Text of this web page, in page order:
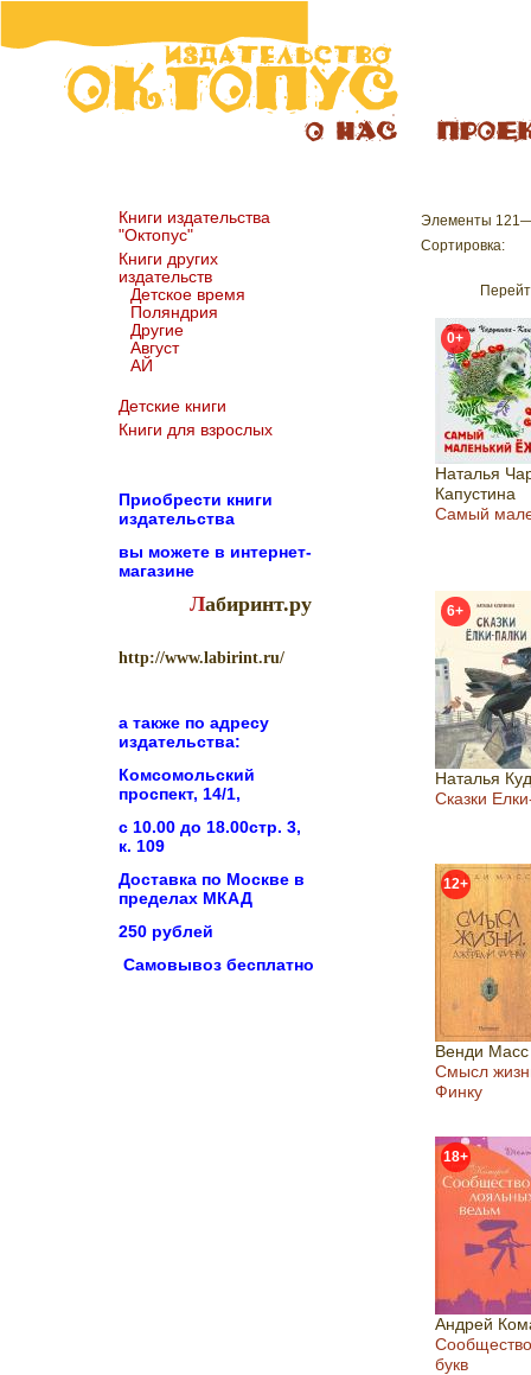
Книги издательства
"Октопус"
Книги других
издательств
Детское время
Поляндрия
Другие
Август
АЙ
Детские книги
Книги для взрослых
Приобрести книги
издательства
вы можете в интернет-
магазине
Лабиринт.ру
http://www.labirint.ru/
а также по адресу
издательства:
Комсомольский
проспект, 14/1,
с 10.00 до 18.00стр. 3,
к. 109
Доставка по Москве в
пределах МКАД
250 рублей
Самовывоз бесплатно
Элементы
Сортировка:
0+
Наталья
Капустина
Самый
6+
Наталья
Сказки
12+
Венди Масс
Смысл
Финку
18+
Андрей
букв